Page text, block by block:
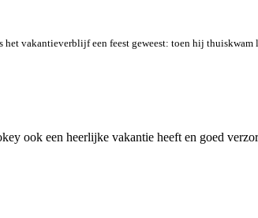
vakantieverblijf een feest geweest: toen hij
ook een heerlijke vakantie heeft en goed